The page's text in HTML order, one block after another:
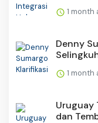
1 month
Denny
1 month
Uruguay
dan